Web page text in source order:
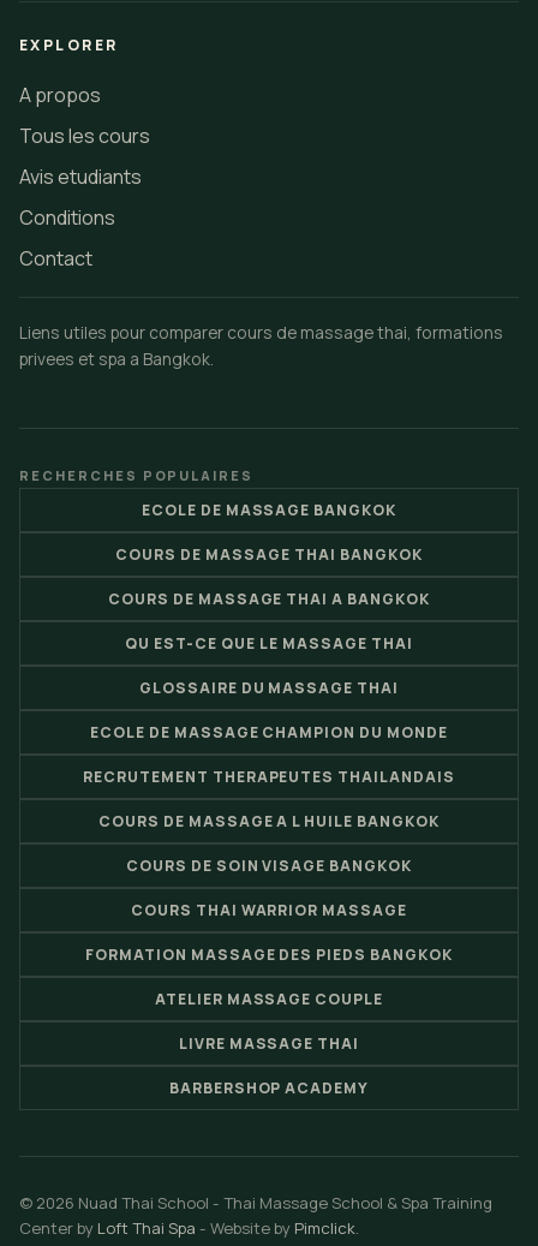
EXPLORER
A propos
Tous les cours
Avis etudiants
Conditions
Contact
Liens utiles pour comparer cours de massage thai, formations
privees et spa a Bangkok.
RECHERCHES POPULAIRES
ECOLE DE MASSAGE BANGKOK
COURS DE MASSAGE THAI BANGKOK
COURS DE MASSAGE THAI A BANGKOK
QU EST-CE QUE LE MASSAGE THAI
GLOSSAIRE DU MASSAGE THAI
ECOLE DE MASSAGE CHAMPION DU MONDE
RECRUTEMENT THERAPEUTES THAILANDAIS
COURS DE MASSAGE A L HUILE BANGKOK
COURS DE SOIN VISAGE BANGKOK
COURS THAI WARRIOR MASSAGE
FORMATION MASSAGE DES PIEDS BANGKOK
ATELIER MASSAGE COUPLE
LIVRE MASSAGE THAI
BARBERSHOP ACADEMY
© 2026 Nuad Thai School - Thai Massage School & Spa Training
Center by Loft Thai Spa - Website by Pimclick.